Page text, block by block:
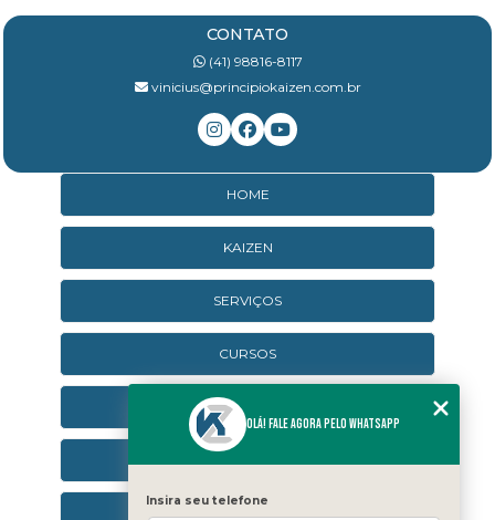
CONTATO
(41) 98816-8117
vinicius@principiokaizen.com.br
HOME
KAIZEN
SERVIÇOS
CURSOS
CURSOS ONLINE
CONTATO
Olá! Fale agora pelo WhatsApp
Insira seu telefone